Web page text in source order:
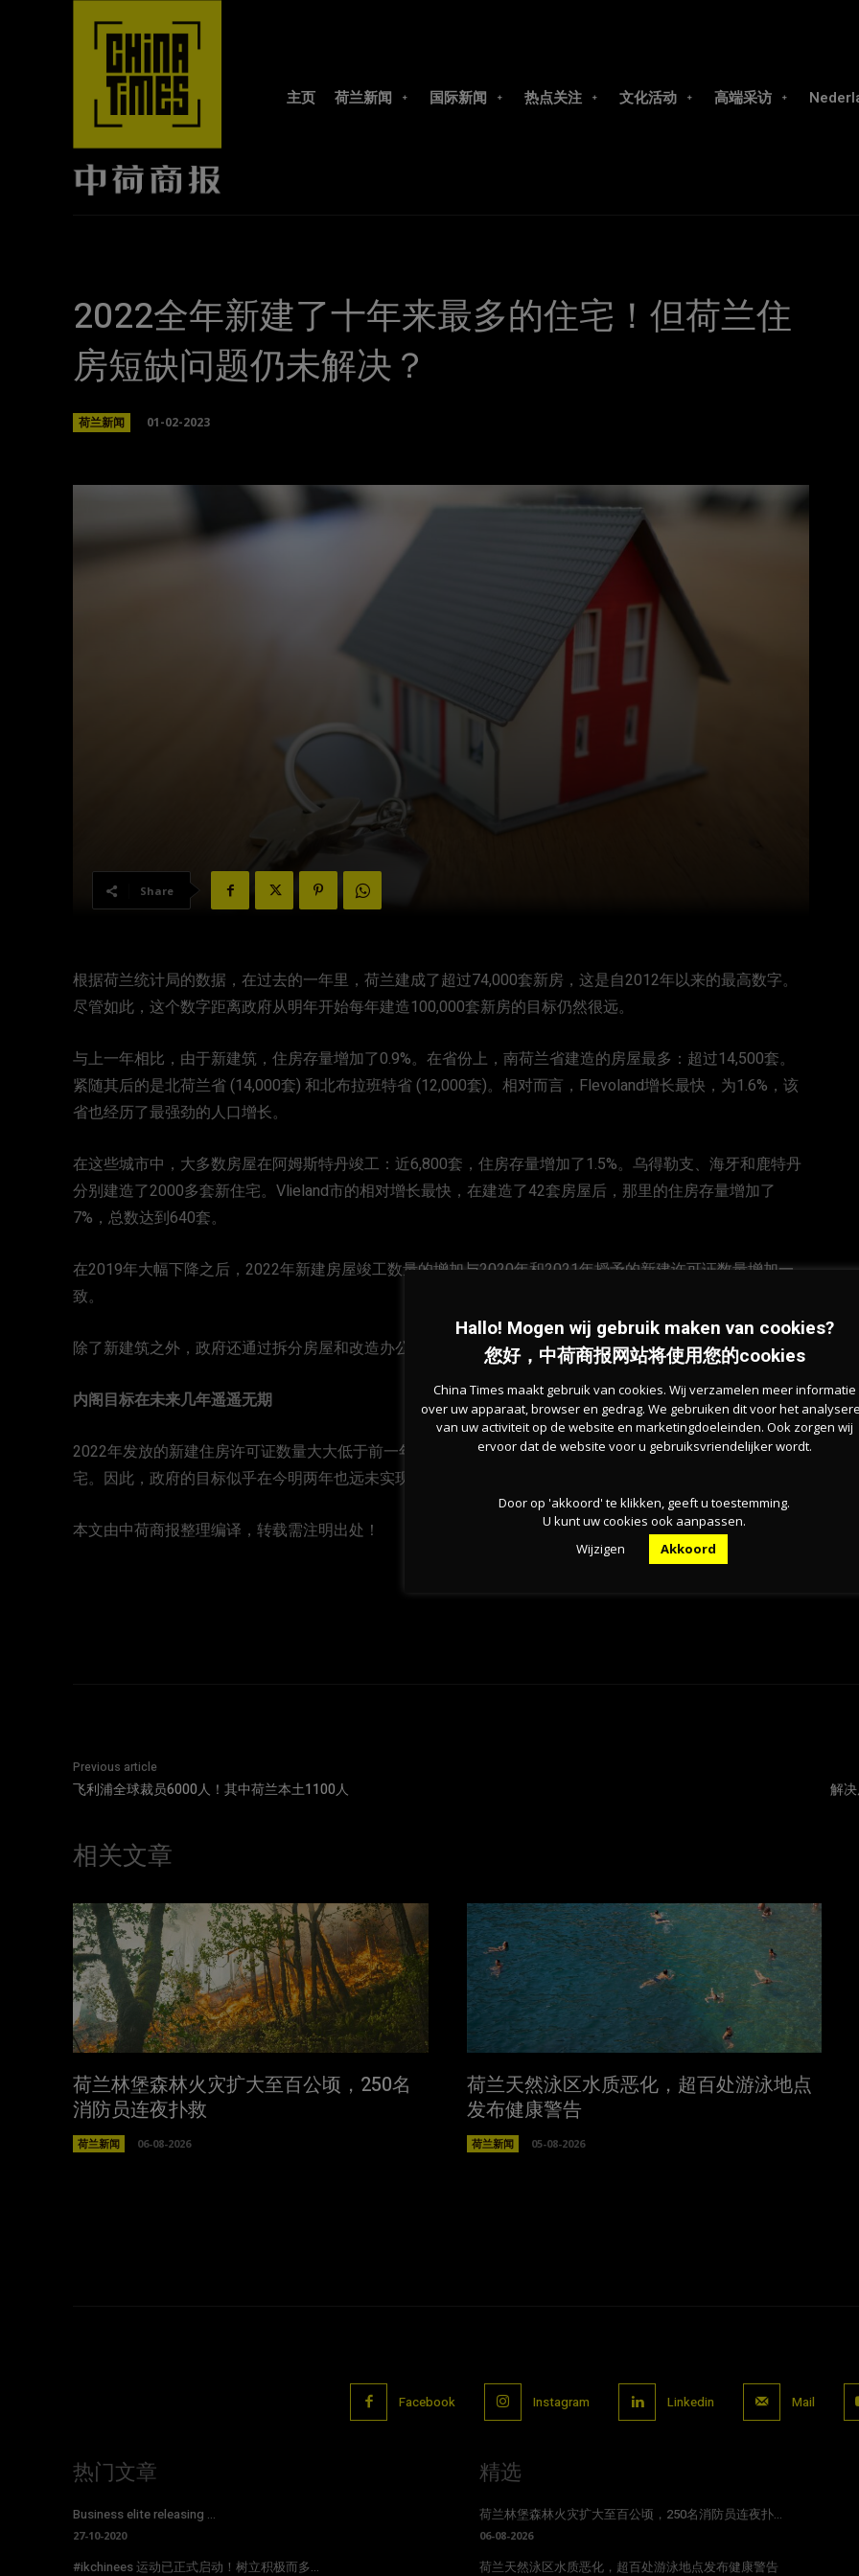
主页 荷兰新闻 国际新闻 热点关注 文化活动 高端采访
2022全年新建了十年来最多的住宅！但荷兰住
房短缺问题仍未解决？
荷兰新闻 01-02-2023
Share
根据荷兰统计局的数据，在过去的一年里，荷兰建成了超过74,000套新房，这是自2012年以来的最高数字。
尽管如此，这个数字距离政府从明年开始每年建造100,000套新房的目标仍然很远。
与上一年相比，由于新建筑，住房存量增加了0.9%。在省份上，南荷兰省建造的房屋最多：超过14,500套。
紧随其后的是北荷兰省 (14,000套) 和北布拉班特省 (12,000套)。相对而言，Flevoland增长最快，为1.6%，该
省也经历了最强劲的人口增长。
在这些城市中，大多数房屋在阿姆斯特丹竣工：近6,800套，住房存量增加了1.5%。乌得勒支、海牙和鹿特丹
分别建造了2000多套新住宅。Vlieland市的相对增长最快，在建造了42套房屋后，那里的住房存量增加了
7%，总数达到640套。
在2019年大幅下降之后，2022年新建房屋竣工数量的增加与2020年和2021年授予的新建许可证数量增加一
致。
除了新建筑之外，政府还通过拆分房屋和改造办公室来创建新房屋。去年总的住房存量增加到810万套。
内阁目标在未来几年遥遥无期
2022年发放的新建住房许可证数量大大低于前一年。建筑经济研究所预计2023年和2024年将新建70,000套住
宅。因此，政府的目标似乎在今明两年也远未实现。
本文由中荷商报整理编译，转载需注明出处！
Previous article
飞利浦全球裁员6000人！其中荷兰本土1100人 解
相关文章
荷兰林堡森林火灾扩大至百公顷，250名
消防员连夜扑救
荷兰新闻 06-08-2026
荷兰天然泳区水质恶化，超百处游泳地点
发布健康警告
荷兰新闻 05-08-2026
Facebook Instagram Linkedin Mail
热门文章
Business elite releasing ...
27-10-2020
#ikchinees 运动已正式启动！树立积极而多...
精选
荷兰林堡森林火灾扩大至百公顷，250名消防员连夜扑...
06-08-2026
荷兰天然泳区水质恶化，超百处游泳地点发布健康警告
Hallo! Mogen wij gebruik maken van cookies?
您好，中荷商报网站将使用您的cookies
China Times maakt gebruik van cookies. Wij verzamelen meer informatie
over uw apparaat, browser en gedrag. We gebruiken dit voor het
van uw activiteit op de website en marketingdoeleinden. Ook zorgen wij
ervoor dat de website voor u gebruiksvriendelijker wordt.
Door op 'akkoord' te klikken, geeft u toestemming.
U kunt uw cookies ook aanpassen.
Wijzigen
Akkoord